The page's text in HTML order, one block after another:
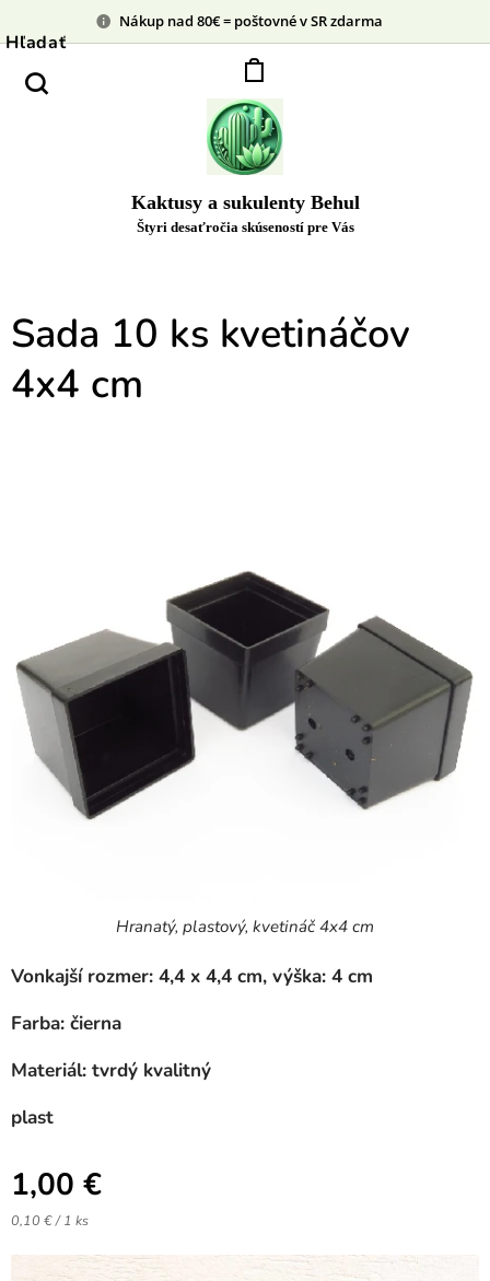
Nákup nad 80€ = poštovné v SR zdarma
Kaktusy a sukulenty Behul
Štyri desaťročia skúseností pre Vás
Hľadať
Sada 10 ks kvetináčov
4x4 cm
Hranatý, plastový, kvetináč 4x4 cm
Vonkajší rozmer: 4,4 x 4,4 cm, výška: 4 cm
Farba: čierna
Materiál: tvrdý kvalitný
plast
1,00 €
0,10 € / 1 ks